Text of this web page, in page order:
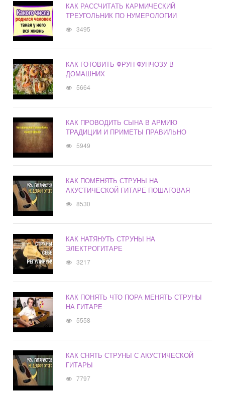
КАК РАССЧИТАТЬ КАРМИЧЕСКИЙ
ТРЕУГОЛЬНИК ПО НУМЕРОЛОГИИ
3495
КАК ГОТОВИТЬ ФРУН ФУНЧОЗУ В
ДОМАШНИХ
5664
КАК ПРОВОДИТЬ СЫНА В АРМИЮ
ТРАДИЦИИ И ПРИМЕТЫ ПРАВИЛЬНО
5949
КАК ПОМЕНЯТЬ СТРУНЫ НА
АКУСТИЧЕСКОЙ ГИТАРЕ ПОШАГОВАЯ
8530
КАК НАТЯНУТЬ СТРУНЫ НА
ЭЛЕКТРОГИТАРЕ
3217
КАК ПОНЯТЬ ЧТО ПОРА МЕНЯТЬ СТРУНЫ
НА ГИТАРЕ
5558
КАК СНЯТЬ СТРУНЫ С АКУСТИЧЕСКОЙ
ГИТАРЫ
7797